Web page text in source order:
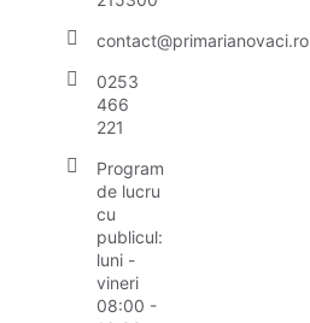
contact@primarianovaci.ro
0253
466
221
Program
de lucru
cu
publicul:
luni -
vineri
08:00 -